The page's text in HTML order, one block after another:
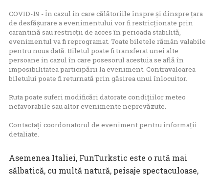
COVID-19 - În cazul în care călătoriile înspre și dinspre țara
de desfășurare a evenimentului vor fi restricționate prin
carantină sau restricții de acces în perioada stabilită,
evenimentul va fi reprogramat. Toate biletele rămân valabile
pentru noua dată. Biletul poate fi transferat unei alte
persoane in cazul în care posesorul acestuia se află în
imposibilitatea participării la eveniment. Contravaloarea
biletului poate fi returnată prin găsirea unui înlocuitor.
Ruta poate suferi modificări datorate condițiilor meteo
nefavorabile sau altor evenimente neprevăzute.
Contactați coordonatorul de eveniment pentru informații
detaliate.
Asemenea Italiei, FunTurkstic este o rută mai
sălbatică, cu multă natură, peisaje spectaculoase,